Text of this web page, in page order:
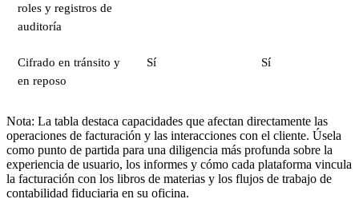
roles y registros de
auditoría
Cifrado en tránsito y
en reposo
Sí Sí
Nota: La tabla destaca capacidades que afectan directamente las
operaciones de facturación y las interacciones con el cliente. Úsela
como punto de partida para una diligencia más profunda sobre la
experiencia de usuario, los informes y cómo cada plataforma vincula
la facturación con los libros de materias y los flujos de trabajo de
contabilidad fiduciaria en su oficina.